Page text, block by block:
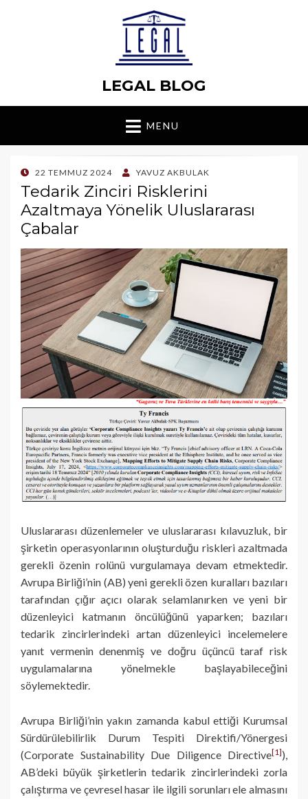
LEGAL BLOG
MENU
POSTED
ON
22 TEMMUZ 2024 YAVUZ AKBULAK
Tedarik Zinciri Risklerini
Azaltmaya Yönelik Uluslararası
Çabalar
Uluslararası düzenlemeler ve uluslararası kılavuzluk, bir
şirketin operasyonlarının oluşturduğu riskleri azaltmada
gerekli özenin rolünü vurgulamaya devam etmektedir.
Avrupa Birliği’nin (AB) yeni gerekli özen kuralları bazıları
tarafından çığır açıcı olarak selamlanırken ve yeni bir
düzenleyici katmanın öncülüğünü yaparken; bazıları
tedarik zincirlerindeki artan düzenleyici incelemelere
yanıt vermenin denenmiş ve doğru üçüncü taraf risk
uygulamalarına yönelmekle başlayabileceğini
söylemektedir.
Avrupa Birliği’nin yakın zamanda kabul ettiği Kurumsal
Sürdürülebilirlik Durum Tespiti Direktifi/Yönergesi
(Corporate Sustainability Due Diligence Directive[1]),
AB’deki büyük şirketlerin tedarik zincirlerindeki zorla
çalıştırma ve çevresel hasar ile ilgili sorunları ele almasını